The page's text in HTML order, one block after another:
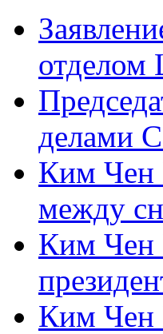
делами
Ким Чен
между
Ким Чен
Ким Чен